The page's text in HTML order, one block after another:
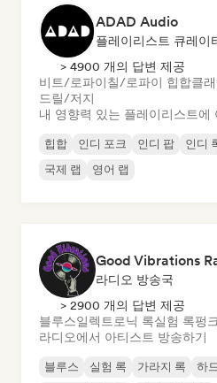
ADAD Audio
플레이리스트 큐레이
> 4900 개의 답변 제공
비트/로파이칠/로파이 힙합클
드릴/저지
내 영향력 있는 플레이리스트에
힙합 인디 포크 인디 팝 인디
국제 랩
영어 랩
Good Vibrations
라디오 방송국
> 2900 개의 답변 제공
블루스일렉트로닉 록실험 록펑크
라디오에서 아티스트 방송하기
블루스 실험 록 가라지 록 하